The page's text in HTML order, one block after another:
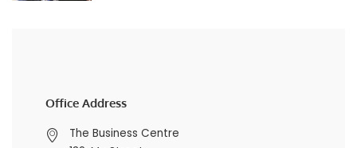
Office Address
The Business Centre